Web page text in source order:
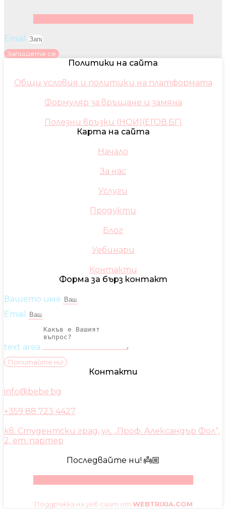
Email
Запишете се
Политики на сайта
Общи условия и политики на платформата
Формуляр за връщане и замяна
Полезни връзки (НОИ)(ЕГОВ.БГ)
Карта на сайта
Начало
За нас
Услуги
Продукти
Блог
Уебинари
Контакти
Форма за бърз контакт
Вашето име
Email
text area
Попитайте ни!
Контакти
info@bebe.bg
+359 88 723 4427
кв. Студентски град, ул. „Проф. Александър Фол“,
2, ет. партер
Последвайте ни! 👼🏼
Поддръжка на уеб сайт от WEBTRIXIA.COM